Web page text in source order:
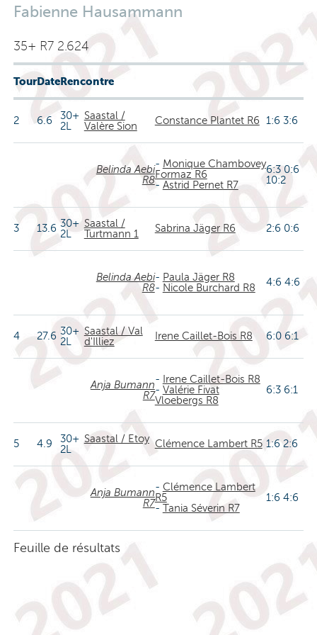
Fabienne Hausammann
35+ R7 2.624
TourDateRencontre
2 6.6
30+
2L
Saastal /
Valère Sion
Constance Plantet R6 1:6 3:6
Belinda Aebi
R8
- Monique Chambovey
Formaz R6
- Astrid Pernet R7
6:3 0:6
10:2
3 13.6 30+
2L
Saastal /
Turtmann 1
Sabrina Jäger R6 2:6 0:6
Belinda Aebi
R8
- Paula Jäger R8
- Nicole Burchard R8 4:6 4:6
4 27.6 30+
2L
Saastal / Val
d'Illiez
Irene Caillet-Bois R8 6:0 6:1
Anja Bumann
R7
-
Irene Caillet-Bois R8
- Valérie Fivat
Vloebergs R8
6:3 6:1
5 4.9
30+
2L
Saastal / Etoy Clémence Lambert R5 1:6 2:6
Anja Bumann
R7
- Clémence Lambert
R5
- Tania Séverin R7
1:6 4:6
Feuille de résultats